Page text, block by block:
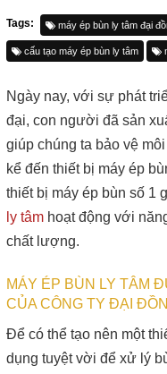
Tags: máy ép bùn ly tâm đại
cấu tạo máy ép bùn ly tâm
Ngày nay, với sự phát
đại, con người đã sản
giúp chúng ta bảo vệ
kể đến thiết bị máy ép
thiết bị máy ép bùn số 1
ly tâm hoạt động với
chất lượng.
MÁY ÉP BÙN LY TÂM
CỦA CÔNG TY ĐẠI
Để có thể tạo nên một
dụng tuyệt vời để xử lý